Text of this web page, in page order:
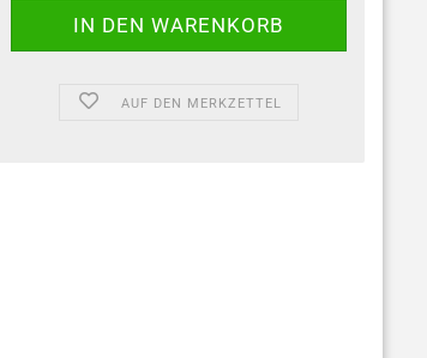
AUF DEN MERKZETTEL